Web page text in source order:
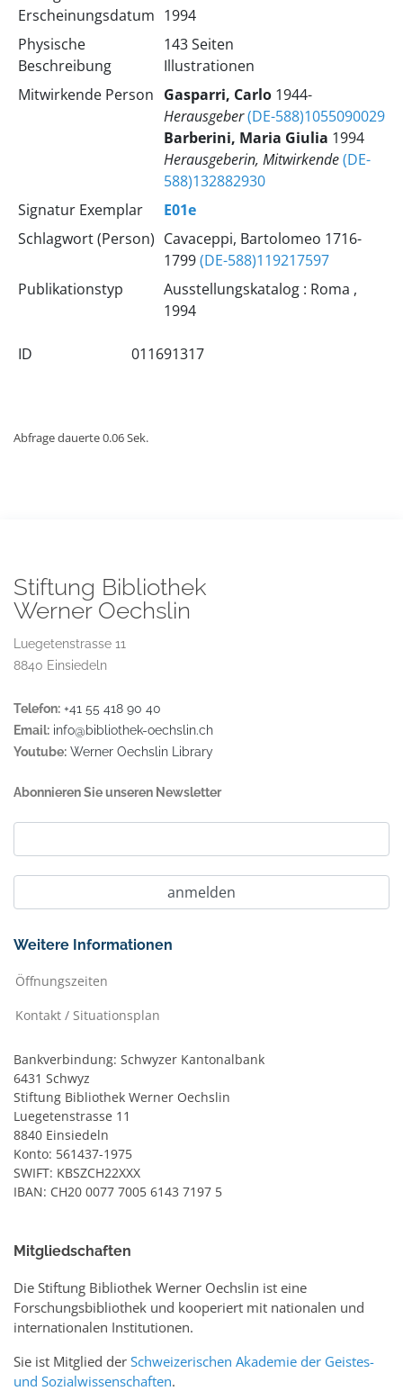
Erscheinungsdatum 1994
Physische
Beschreibung
143 Seiten
Illustrationen
Mitwirkende Person Gasparri, Carlo 1944-
Herausgeber(DE-588)1055090029
Barberini, Maria Giulia 1994
Herausgeberin, Mitwirkende(DE-
588)132882930
Signatur Exemplar
E01e
Schlagwort (Person) Cavaceppi, Bartolomeo 1716-
1799(DE-588)119217597
Publikationstyp
Ausstellungskatalog : Roma ,
1994
ID 011691317
Abfrage dauerte 0.06 Sek.
Stiftung Bibliothek
Werner Oechslin
Luegetenstrasse 11
8840 Einsiedeln
Telefon: +41 55 418 90 40
Email: info@bibliothek-oechslin.ch
Youtube: Werner Oechslin Library
Abonnieren Sie unseren Newsletter
Weitere Informationen
Öffnungszeiten
Kontakt / Situationsplan
Bankverbindung: Schwyzer Kantonalbank
6431 Schwyz
Stiftung Bibliothek Werner Oechslin
Luegetenstrasse 11
8840 Einsiedeln
Konto: 561437-1975
SWIFT: KBSZCH22XXX
IBAN: CH20 0077 7005 6143 7197 5
Mitgliedschaften
Die Stiftung Bibliothek Werner Oechslin ist eine
Forschungsbibliothek und kooperiert mit nationalen und
internationalen Institutionen.
Sie ist Mitglied der Schweizerischen Akademie der Geistes-
und Sozialwissenschaften.